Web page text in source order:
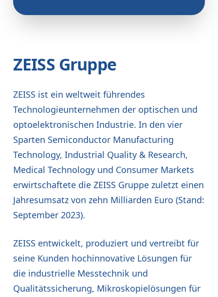
ZEISS Gruppe
ZEISS ist ein weltweit führendes
Technologieunternehmen der optischen und
optoelektronischen Industrie. In den vier
Sparten Semiconductor Manufacturing
Technology, Industrial Quality & Research,
Medical Technology und Consumer Markets
erwirtschaftete die ZEISS Gruppe zuletzt einen
Jahresumsatz von zehn Milliarden Euro (Stand:
September 2023).
ZEISS entwickelt, produziert und vertreibt für
seine Kunden hochinnovative Lösungen für
die industrielle Messtechnik und
Qualitätssicherung, Mikroskopielösungen für